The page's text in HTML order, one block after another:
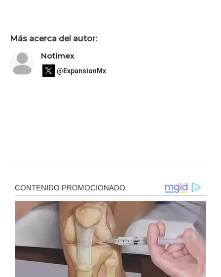
Más acerca del autor:
Notimex
@ExpansionMx